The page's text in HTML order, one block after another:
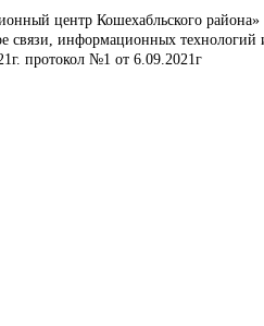
центр Кошехабльского района»
связи, информационных
протокол №1 от 6.09.2021г